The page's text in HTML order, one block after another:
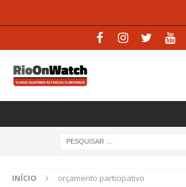
INÍCIO orçamento participativo